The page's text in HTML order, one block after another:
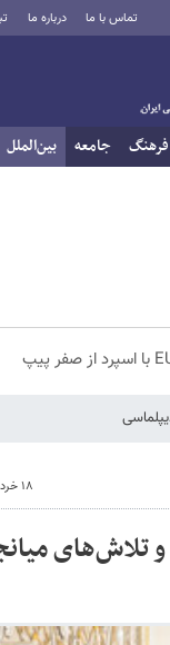
تماس با ما درباره ما
فرهنگ جامعه بین‌الملل
۱۸ خرداد ۱۴۰۵ - ۱۰:۳۰